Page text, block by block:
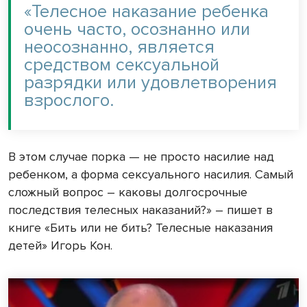
«Телесное наказание ребенка
очень часто, осознанно или
неосознанно, является
средством сексуальной
разрядки или удовлетворения
взрослого.
В этом случае порка — не просто насилие над
ребенком, а форма сексуального насилия. Самый
сложный вопрос – каковы долгосрочные
последствия телесных наказаний?» – пишет в
книге «Бить или не бить? Телесные наказания
детей» Игорь Кон.